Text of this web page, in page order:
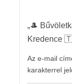
„🎩
Kredence
Az e-mail
karakterrel